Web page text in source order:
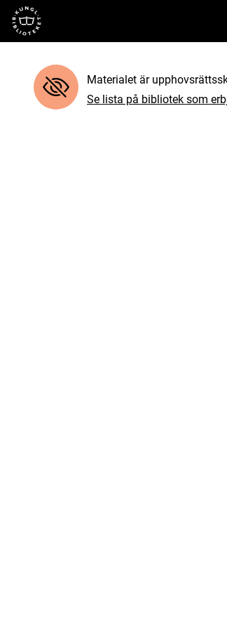
Till startsidan
Materialet är
Se lista på bibliotek som